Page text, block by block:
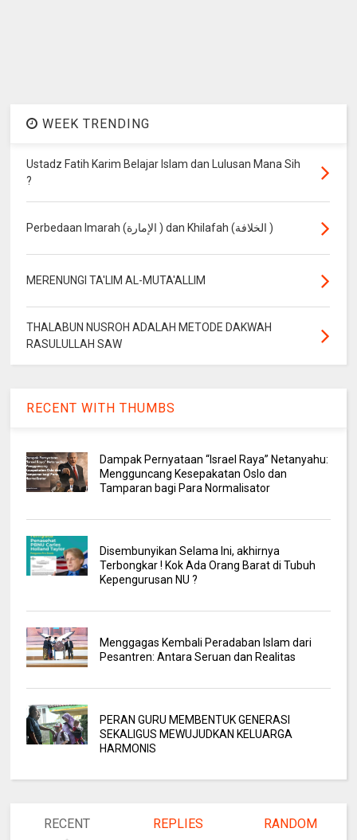
WEEK TRENDING
Ustadz Fatih Karim Belajar Islam dan Lulusan Mana Sih
?
Perbedaan Imarah (الإمارة ) dan Khilafah (الخلافة )
MERENUNGI TA'LIM AL-MUTA'ALLIM
THALABUN NUSROH ADALAH METODE DAKWAH
RASULULLAH SAW
RECENT WITH THUMBS
Dampak Pernyataan “Israel Raya” Netanyahu:
Mengguncang Kesepakatan Oslo dan
Tamparan bagi Para Normalisator
Disembunyikan Selama Ini, akhirnya
Terbongkar ! Kok Ada Orang Barat di Tubuh
Kepengurusan NU ?
Menggagas Kembali Peradaban Islam dari
Pesantren: Antara Seruan dan Realitas
PERAN GURU MEMBENTUK GENERASI
SEKALIGUS MEWUJUDKAN KELUARGA
HARMONIS
RECENT REPLIES RANDOM